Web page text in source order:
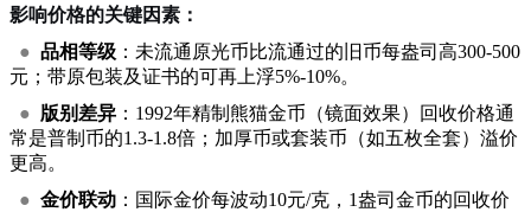
影响价格的关键因素：
● 品相等级 ：未流通原光币比流通过的旧币每盎司高300-500
元；带原包装及证书的可再上浮5%-10%。
● 版别差异 ：1992年精制熊猫金币（镜面效果）回收价格通
常是普制币的1.3-1.8倍；加厚币或套装币（如五枚全套）溢价
更高。
● 金价联动 ：国际金价每波动10元/克，1盎司金币的回收价